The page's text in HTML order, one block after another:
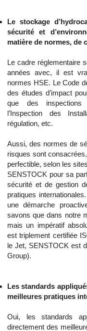
Le stockage
sécurité et
matière de normes, de
Le cadre réglementaire
années avec, il est
normes HSE. Le Code
des études d’impact
que des inspections
l’Inspection des
régulation, etc.
Aussi, des normes de
risques sont
perfectible, selon les
SENSTOCK pour sa
sécurité et de gestion
pratiques
une démarche
savons que dans notre
mais un impératif
est triplement certifiée
le Jet, SENSTOCK est
Group).
Les standards
meilleures pratiques
Oui, les standards
directement des